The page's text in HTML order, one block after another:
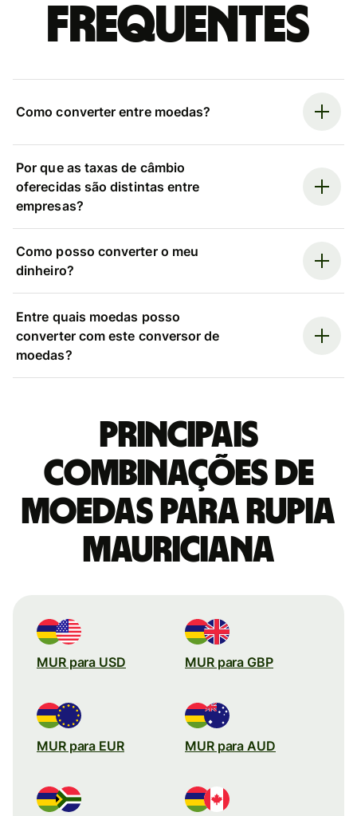
frequentes
Como converter entre moedas?
Por que as taxas de câmbio
oferecidas são distintas entre
empresas?
Como posso converter o meu
dinheiro?
Entre quais moedas posso
converter com este conversor de
moedas?
Principais
combinações de
moedas para Rupia
mauriciana
MUR para USD MUR para GBP
MUR para EUR MUR para AUD